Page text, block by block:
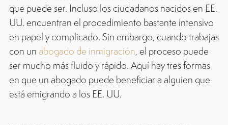
que puede ser. Incluso los ciudadanos nacidos en EE.
UU. encuentran el procedimiento bastante intensivo
en papel y complicado. Sin embargo, cuando trabajas
con un abogado de inmigración, el proceso puede
ser mucho más fluido y rápido. Aquí hay tres formas
en que un abogado puede beneficiar a alguien que
está emigrando a los EE. UU.